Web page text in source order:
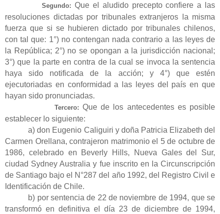
Segundo: Que el aludido precepto confiere a las
resoluciones dictadas por tribunales extranjeros la misma
fuerza que si se hubieren dictado por tribunales chilenos,
con tal que: 1°) no contengan nada contrario a las leyes de
la República; 2°) no se opongan a la jurisdicción nacional;
3°) que la parte en contra de la cual se invoca la sentencia
haya sido notificada de la acción; y 4°) que estén
ejecutoriadas en conformidad a las leyes del país en que
hayan sido pronunciadas.
Tercero: Que de los antecedentes es posible
establecer lo siguiente:
a) don Eugenio Caliguiri y doña Patricia Elizabeth del
Carmen Orellana, contrajeron matrimonio el 5 de octubre de
1986, celebrado en Beverly Hills, Nueva Gales del Sur,
ciudad Sydney Australia y fue inscrito en la Circunscripción
de Santiago bajo el N°287 del año 1992, del Registro Civil e
Identificación de Chile.
b) por sentencia de 22 de noviembre de 1994, que se
transformó en definitiva el día 23 de diciembre de 1994,